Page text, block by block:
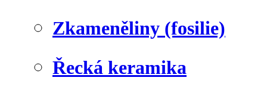
Zkameněliny (fosilie)
Řecká keramika